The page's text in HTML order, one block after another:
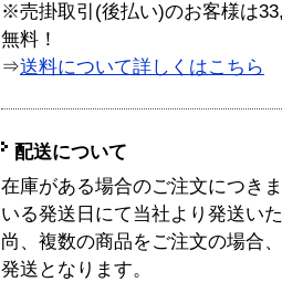
※売掛取引(後払い)のお客様は
無料！
⇒送料について詳しくはこちら
配送について
在庫がある場合のご注文につき
いる発送日にて当社より発送い
尚、複数の商品をご注文の場合
発送となります。